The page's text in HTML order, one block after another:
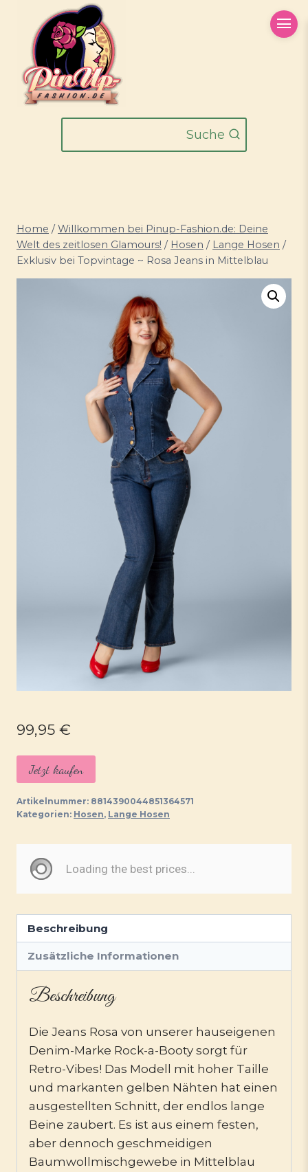
springen
Suche
Home / Willkommen bei Pinup-Fashion.de: Deine
Welt des zeitlosen Glamours! / Hosen / Lange Hosen /
Exklusiv bei Topvintage ~ Rosa Jeans in Mittelblau
99,95 €
Jetzt kaufen
Artikelnummer: 8814390044851364571
Kategorien: Hosen, Lange Hosen
Beschreibung
Zusätzliche Informationen
Beschreibung
Die Jeans Rosa von unserer hauseigenen
Denim-Marke Rock-a-Booty sorgt für
Retro-Vibes! Das Modell mit hoher Taille
und markanten gelben Nähten hat einen
ausgestellten Schnitt, der endlos lange
Beine zaubert. Es ist aus einem festen,
aber dennoch geschmeidigen
Baumwollmischgewebe in Mittelblau